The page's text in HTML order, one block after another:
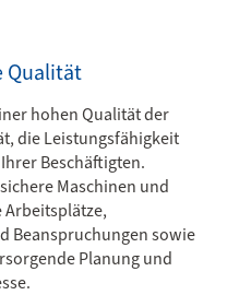
Qualität
hohen Qualität der
die Leistungsfähigkeit
Beschäftigten.
Maschinen und
Arbeitsplätze,
Beanspruchungen sowie
Planung und